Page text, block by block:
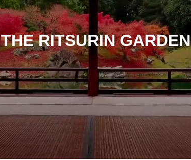
THE RITSURIN GARDEN